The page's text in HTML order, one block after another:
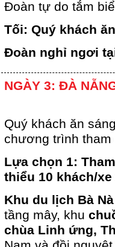
Đoàn tự do tắm
Tối: Quý khách
Đoàn nghỉ ngơi
NGÀY 3: ĐÀ
Quý khách ăn
chương trình tham
Lựa chọn 1:
thiểu 10 khách/xe
Khu du lịch Bà
tầng mây, khu
chùa Linh ứng,